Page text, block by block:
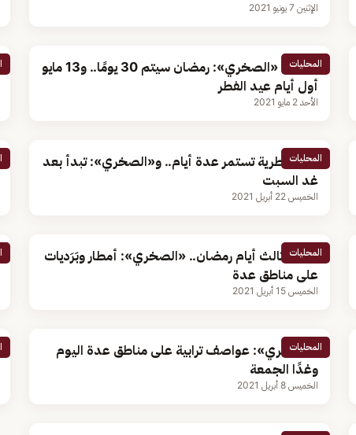
الإثنين 7 يونيو 2021
المحليات
فيديو.. «الصخري»: رمضان سيتم 30 يومًا.. و13 مايو
أول أيام عيد الفطر
الأحد 2 مايو 2021
المحليات
حالة مطرية تستمر عدة أيام.. و«الصخري»: تبدأ بعد
غد السبت
الخميس 22 أبريل 2021
المحليات
طقس ثالث أيام رمضان.. «الصخري»: أمطار وبَرَديات
على مناطق عدة
الخميس 15 أبريل 2021
المحليات
«الصخري»: عواصف ترابية على مناطق عدة اليوم
وغدًا الجمعة
الخميس 8 أبريل 2021